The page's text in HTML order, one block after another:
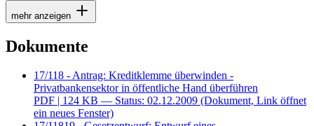
mehr anzeigen
Dokumente
17/118 - Antrag: Kreditklemme überwinden -
Privatbankensektor in öffentliche Hand überführen
PDF | 124 KB — Status: 02.12.2009 (Dokument, Link öffnet
ein neues Fenster)